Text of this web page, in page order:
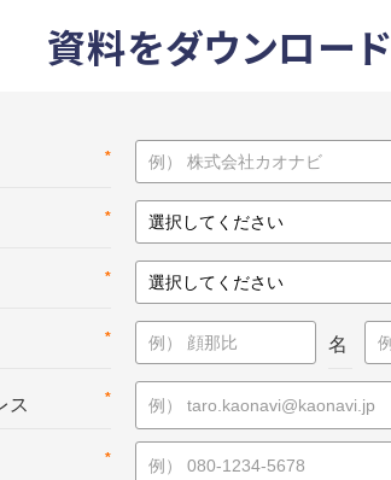
資料をダウンロード
*
*
*
* 名
*
ス
*